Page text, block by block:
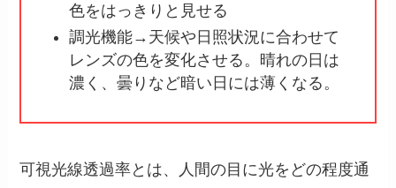
色をはっきりと見せる
調光機能→天候や日照状況に合わせて
レンズの色を変化させる。晴れの日は
濃く、曇りなど暗い日には薄くなる。
可視光線透過率とは、人間の目に光をどの程度通